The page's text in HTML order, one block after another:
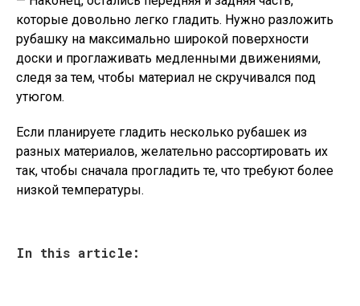
которые довольно легко гладить. Нужно разложить
рубашку на максимально широкой поверхности
доски и проглаживать медленными движениями,
следя за тем, чтобы материал не скручивался под
утюгом.
Если планируете гладить несколько рубашек из
разных материалов, желательно рассортировать их
так, чтобы сначала прогладить те, что требуют более
низкой температуры.
In this article: